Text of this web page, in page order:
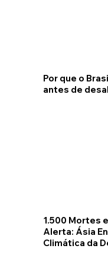
Por que o
antes de
1.500 Mortes
Alerta: Ásia
Climática da